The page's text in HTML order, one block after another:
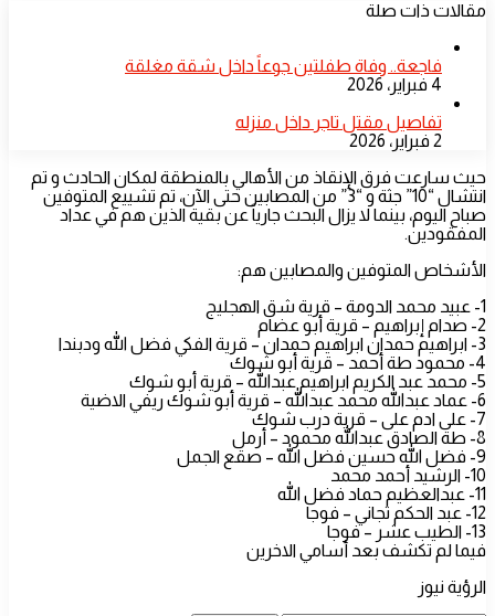
مقالات ذات صلة
فاجعة.. وفاة طفلتين جوعاً داخل شقة مغلقة
4 فبراير، 2026
تفاصيل مقتل تاجر داخل منزله
2 فبراير، 2026
حيث سارعت فرق الإنقاذ من الأهالي بالمنطقة لمكان الحادث و تم
انتشال “10” جثة و “3” من المصابين حتى الآن، تم تشييع المتوفين
صباح اليوم، بينما لا يزال البحث جارياً عن بقية الذين هم في عداد
المفقودين.
الأشخاص المتوفين والمصابين هم:
1- عبيد محمد الدومة – قرية شق الهجليج
2- صدام إبراهيم – قرية أبو عضام
3- ابراهيم حمدان ابراهيم حمدان – قرية الفكي فضل الله ودبندا
4- محمود طة أحمد – قرية أبو شوك
5- محمد عبد الكريم ابراهيم عبدالله – قرية أبو شوك
6- عماد عبدالله محمد عبدالله – قرية أبو شوك ريفي الاضية
7- على ادم على – قرية درب شوك
8- طة الصادق عبدالله محمود – أرمل
9- فضل الله حسين فضل الله – صقع الجمل
10- الرشيد أحمد محمد
11- عبدالعظيم حماد فضل الله
12- عبد الحكم تجاني – فوجا
13- الطيب عشر – فوجا
فيما لم تكشف بعد أسامي الاخرين
الرؤية نيوز